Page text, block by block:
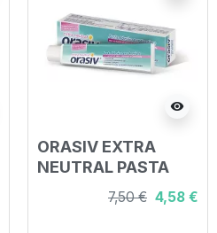
visibility
ORASIV EXTRA
NEUTRAL PASTA
ADESIVA PER
DENTIERE 40 G
7,50 € 4,58 €